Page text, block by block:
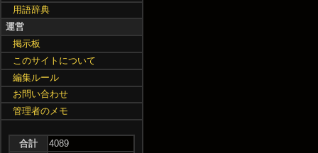
用語辞典
運営
掲示板
このサイトについて
編集ルール
お問い合わせ
管理者のメモ
合計
4089